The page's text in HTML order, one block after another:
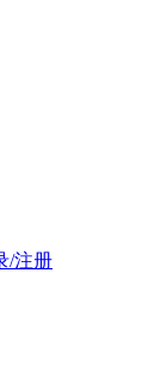
/注册